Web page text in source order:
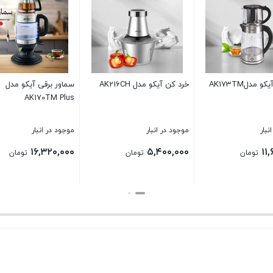
پلوپز هوشمند آیکو مدل
تومان
خردکن آیکو مدلAK215CH
تومان